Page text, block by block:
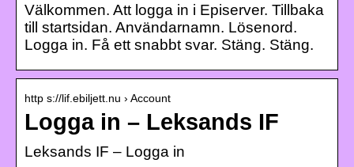
Välkommen. Att logga in i Episerver. Tillbaka
till startsidan. Användarnamn. Lösenord.
Logga in. Få ett snabbt svar. Stäng. Stäng.
http s://lif.ebiljett.nu › Account
Logga in – Leksands IF
Leksands IF – Logga in